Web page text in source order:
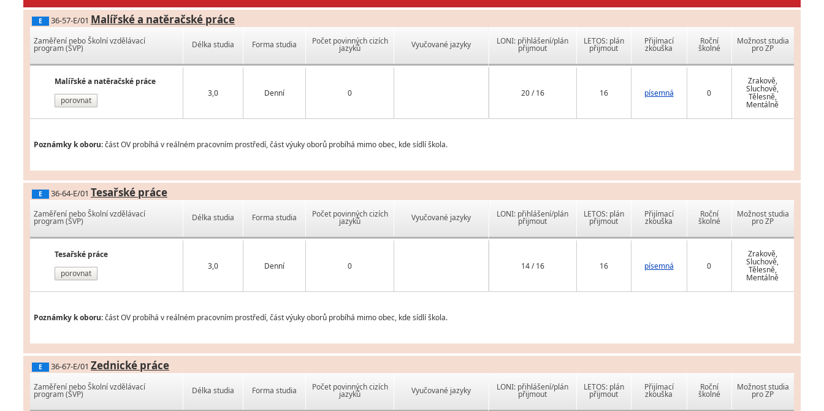
E 36-57-E/01 Malířské a natěračské práce
Zaměření nebo Školní vzdělávací
program (ŠVP)
Malířské a natěračské práce
porovnat
Délka studia Forma studia Počet povinných cizích
jazyků Vyučované jazyky
3,0 Denní 0
LONI: přihlášení/plán
přijmout
LETOS: plán
přijmout
Přijímací
zkouška
Roční
školné
Možnost studia
pro ZP
20 / 16 16 písemná 0
Zrakově,
Sluchově,
Tělesně,
Mentálně
Poznámky k oboru:část OV probíhá v reálném pracovním prostředí, část výuky oborů probíhá mimo obec, kde sídlí škola.
E 36-64-E/01 Tesařské práce
Zaměření nebo Školní vzdělávací
program (ŠVP)
Tesařské práce
porovnat
Délka studia Forma studia Počet povinných cizích
jazyků Vyučované jazyky
3,0 Denní 0
LONI: přihlášení/plán
přijmout
LETOS: plán
přijmout
Přijímací
zkouška
Roční
školné
Možnost studia
pro ZP
14 / 16 16 písemná 0
Zrakově,
Sluchově,
Tělesně,
Mentálně
Poznámky k oboru:část OV probíhá v reálném pracovním prostředí, část výuky oborů probíhá mimo obec, kde sídlí škola.
E 36-67-E/01 Zednické práce
Zaměření nebo Školní vzdělávací
program (ŠVP) Délka studia Forma studia Počet povinných cizích
jazyků Vyučované jazyky LONI: přihlášení/plán
přijmout
LETOS: plán
přijmout
Přijímací
zkouška
Roční
školné
Možnost studia
pro ZP